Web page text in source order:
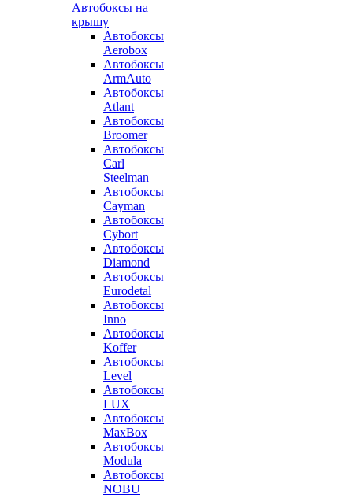
Автобоксы на
крышу
Автобоксы
Aerobox
Автобоксы
ArmAuto
Автобоксы
Atlant
Автобоксы
Broomer
Автобоксы
Carl
Steelman
Автобоксы
Cayman
Автобоксы
Cybort
Автобоксы
Diamond
Автобоксы
Eurodetal
Автобоксы
Inno
Автобоксы
Koffer
Автобоксы
Level
Автобоксы
LUX
Автобоксы
MaxBox
Автобоксы
Modula
Автобоксы
NOBU